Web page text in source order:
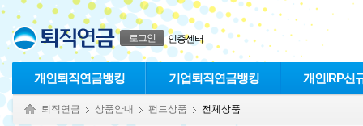
본문으로 바로가기
푸터 바로가기
로그인 인증센터
개인퇴직연금뱅킹 기업퇴직연금뱅킹 개인IRP신
퇴직연금 상품안내 펀드상품 전체상품